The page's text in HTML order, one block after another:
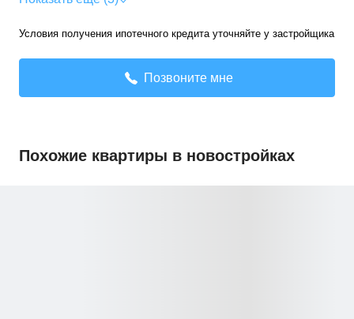
Условия получения ипотечного кредита уточняйте у застройщика
Позвоните мне
Похожие квартиры в новостройках